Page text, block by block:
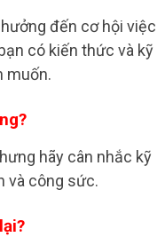
đến cơ hội việc
có kiến thức và kỹ
muốn.
hãy cân nhắc kỹ
và công sức.